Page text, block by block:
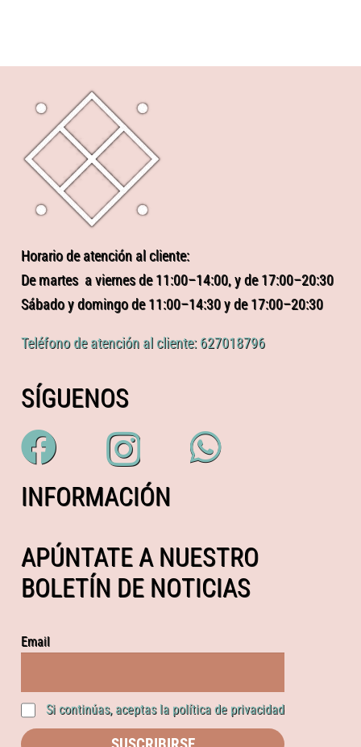
Horario de atención al cliente:
De martes a viernes de 11:00–14:00, y de 17:00–20:30
Sábado y domingo de 11:00–14:30 y de 17:00–20:30
Teléfono de atención al cliente: 627018796
SÍGUENOS
INFORMACIÓN
APÚNTATE A NUESTRO
BOLETÍN DE NOTICIAS
Email
Si continúas, aceptas la política de privacidad